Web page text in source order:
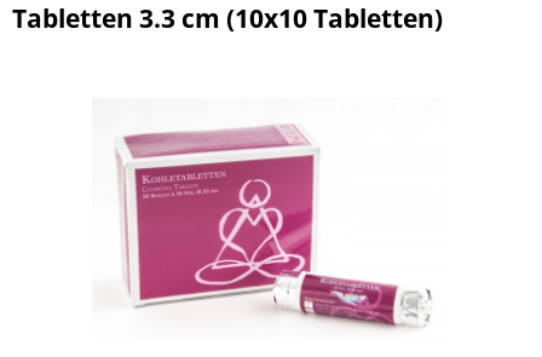
Tabletten 3.3 cm (10x10 Tabletten)